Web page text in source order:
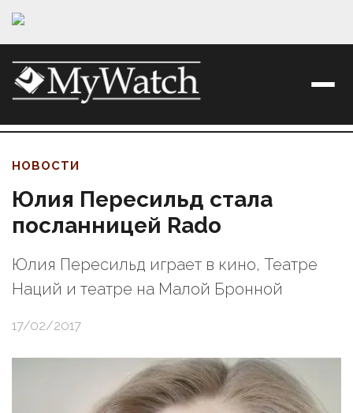
НОВОСТИ
Юлия Пересильд стала
посланницей Rado
Юлия Пересильд играет в кино, Театре
Наций и театре на Малой Бронной
17/02/2017